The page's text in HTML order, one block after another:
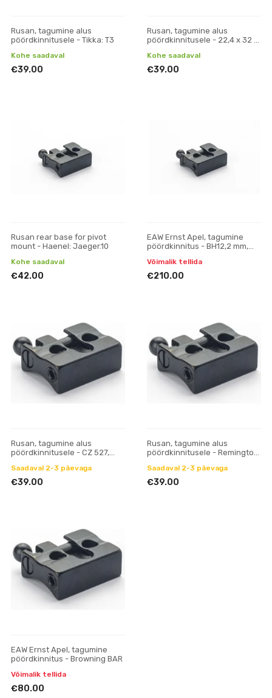
Rusan, tagumine alus
pöördkinnitusele - Tikka: T3
Kohe saadaval
€39.00
Rusan, tagumine alus
pöördkinnitusele - 22,4 x 32 x
Kohe saadaval
€39.00
Rusan rear base for pivot
mount - Haenel: Jaeger.10
Kohe saadaval
€42.00
EAW Ernst Apel, tagumine
pöördkinnitus - BH12,2 mm,
Võimalik tellida
€210.00
Rusan, tagumine alus
pöördkinnitusele - CZ 527,
prisma)
Saadaval 2-3 päevaga
€39.00
Rusan, tagumine alus
pöördkinnitusele - Remington:
Saadaval 2-3 päevaga
€39.00
EAW Ernst Apel, tagumine
pöördkinnitus - Browning BAR
Võimalik tellida
€80.00